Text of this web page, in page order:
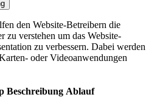
den Website-Betreibern die
zu verstehen um das Website-
zu verbessern. Dabei werden
oder Videoanwendungen
Beschreibung Ablauf